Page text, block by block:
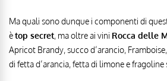
Ma quali sono dunque i componenti di
ètop secret, ma oltre ai vini Rocca delle
Apricot Brandy, succo d’arancio,
di fetta d’arancia, fetta di limone e fragoline